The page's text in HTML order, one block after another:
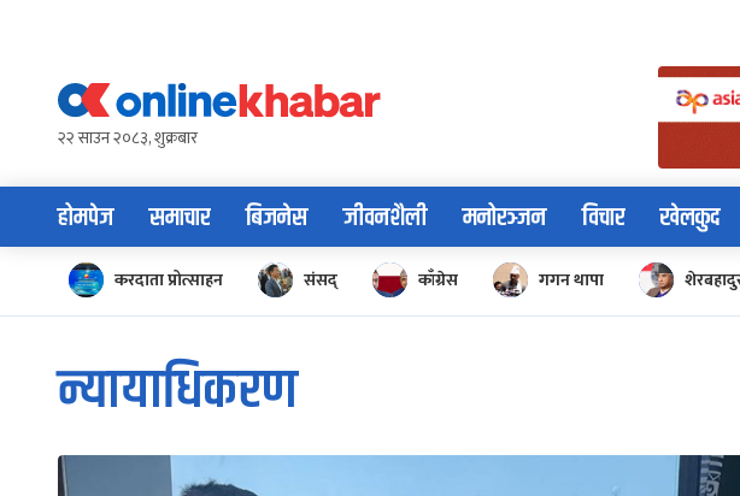
content२२ साउन २०८३, शुक्रबार
होमपेज समाचार बिजनेस जीवनशैली मनोरञ्जन विचार खेलकुद
करदाता प्रोत्साहन संसद् काँग्रेस गगन थापा
न्यायाधिकरण